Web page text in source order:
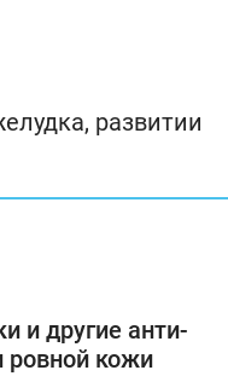
развитии
и другие анти-
ровной кожи